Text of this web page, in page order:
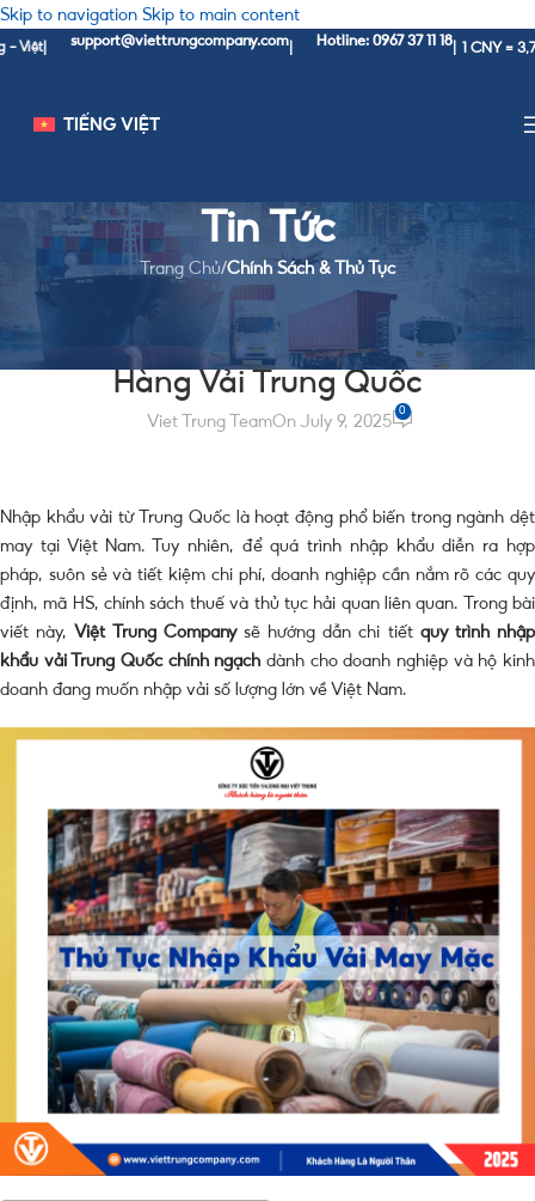
Skip to navigation Skip to main content
| support@viettrungcompany.com| Hotline: 0967 37 11 18| 1 CNY = 3,760
TIẾNG VIỆT
Tin Tức
Trang Chủ/Chính Sách & Thủ Tục
CHÍNH SÁCH & THỦ TỤC
Thủ Tục Nhập Khẩu Chính Ngạch
Hàng Vải Trung Quốc
Viet Trung TeamOn July 9, 2025
0
Nhập khẩu vải từ Trung Quốc là hoạt động phổ biến trong ngành dệt
may tại Việt Nam. Tuy nhiên, để quá trình nhập khẩu diễn ra hợp
pháp, suôn sẻ và tiết kiệm chi phí, doanh nghiệp cần nắm rõ các quy
định, mã HS, chính sách thuế và thủ tục hải quan liên quan. Trong bài
viết này, Việt Trung Companysẽ hướng dẫn chi tiết quy trình nhập
khẩu vải Trung Quốc chính ngạch dành cho doanh nghiệp và hộ kinh
doanh đang muốn nhập vải số lượng lớn về Việt Nam.